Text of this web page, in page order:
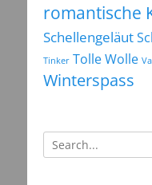
romantische
Schellengeläut
Tinker Tolle Wolle
Winterspass
Suchen
nach: